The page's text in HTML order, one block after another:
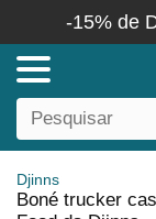
-15% de
Djinns
Boné trucker